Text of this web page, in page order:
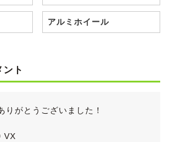
アルミホイール
ト
りがとうございました！
VX